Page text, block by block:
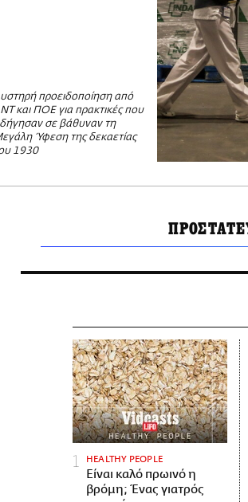
προειδοποίηση από
και ΠΟΕ για πρακτικές που
σε βάθυναν τη
Ύφεση της δεκαετίας
1930
HEALTHY PEOPLE
Είναι καλό πρωινό η
βρόμη; Ένας γιατρός